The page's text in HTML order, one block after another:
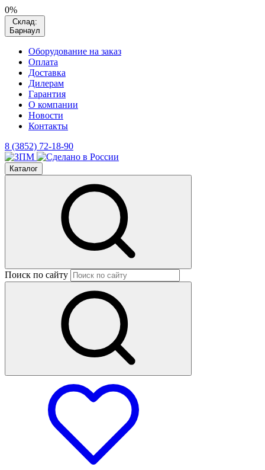
0%
Склад:
Барнаул
Оборудование на заказ
Оплата
Доставка
Дилерам
Гарантия
О компании
Новости
Контакты
8 (3852) 72-18-90
Каталог
Поиск по сайту